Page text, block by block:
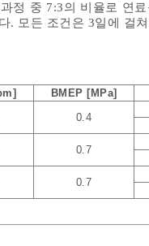
정 중 7:3의 비율로 연
. 모든 조건은 3일에 걸
BMEP [MPa]
0.4
0.7
0.7